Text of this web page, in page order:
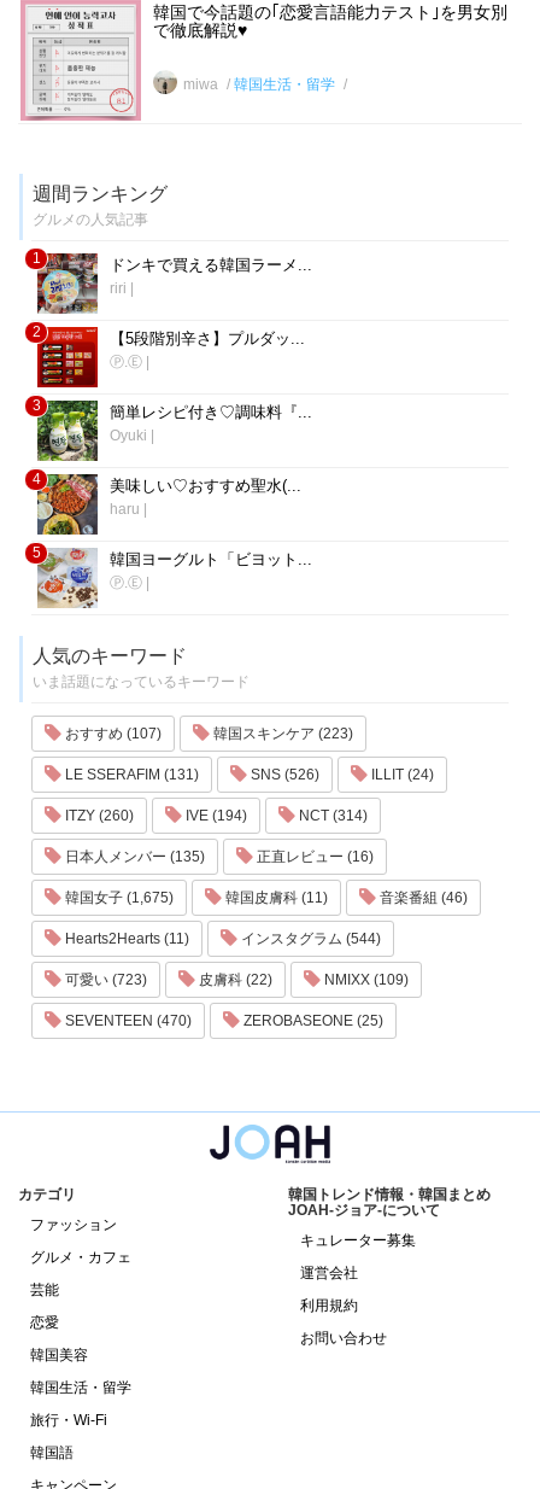
韓国で今話題の｢恋愛言語能力テスト｣を男女別
で徹底解説♥
miwa 韓国生活・留学
週間ランキング
グルメの人気記事
1 ドンキで買える韓国ラーメ...
riri |
2 【5段階別辛さ】プルダッ...
Ⓟ.Ⓔ |
3 簡単レシピ付き♡調味料『...
Oyuki |
4 美味しい♡おすすめ聖水(...
haru |
5 韓国ヨーグルト「ビヨット...
Ⓟ.Ⓔ |
人気のキーワード
いま話題になっているキーワード
おすすめ (107) 韓国スキンケア (223)
LE SSERAFIM (131) SNS (526) ILLIT (24)
ITZY (260) IVE (194) NCT (314)
日本人メンバー (135) 正直レビュー (16)
韓国女子 (1,675) 韓国皮膚科 (11) 音楽番組 (46)
Hearts2Hearts (11) インスタグラム (544)
可愛い (723) 皮膚科 (22) NMIXX (109)
SEVENTEEN (470) ZEROBASEONE (25)
カテゴリ
ファッション
グルメ・カフェ
芸能
恋愛
韓国美容
韓国生活・留学
旅行・Wi-Fi
韓国語
キャンペーン
韓国トレンド情報・韓国まとめ
JOAH-ジョア-について
キュレーター募集
運営会社
利用規約
お問い合わせ